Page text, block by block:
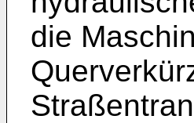
die